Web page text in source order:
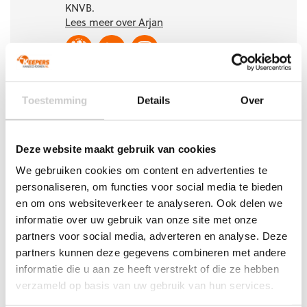
Toestemming Details Over
Deze website maakt gebruik van cookies
We gebruiken cookies om content en advertenties te
personaliseren, om functies voor social media te bieden
en om ons websiteverkeer te analyseren. Ook delen we
informatie over uw gebruik van onze site met onze
partners voor social media, adverteren en analyse. Deze
partners kunnen deze gegevens combineren met andere
informatie die u aan ze heeft verstrekt of die ze hebben
verzameld op basis van uw gebruik van hun services.
KNVB.
Lees meer over Arjan
Aanbevolen producten